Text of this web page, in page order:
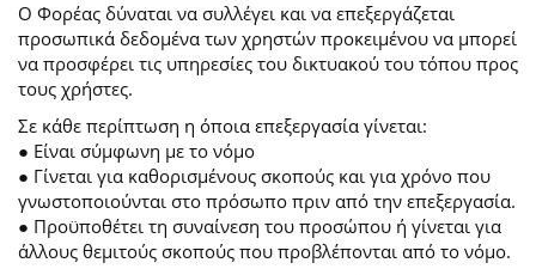
Ο Φορέας δύναται να συλλέγει και να επεξεργάζεται
προσωπικά δεδομένα των χρηστών προκειμένου να μπορεί
να προσφέρει τις υπηρεσίες του δικτυακού του τόπου προς
τους χρήστες.
Σε κάθε περίπτωση η όποια επεξεργασία γίνεται:
● Είναι σύμφωνη με το νόμο
● Γίνεται για καθορισμένους σκοπούς και για χρόνο που
γνωστοποιούνται στο πρόσωπο πριν από την επεξεργασία.
● Προϋποθέτει τη συναίνεση του προσώπου ή γίνεται για
άλλους θεμιτούς σκοπούς που προβλέπονται από το νόμο.